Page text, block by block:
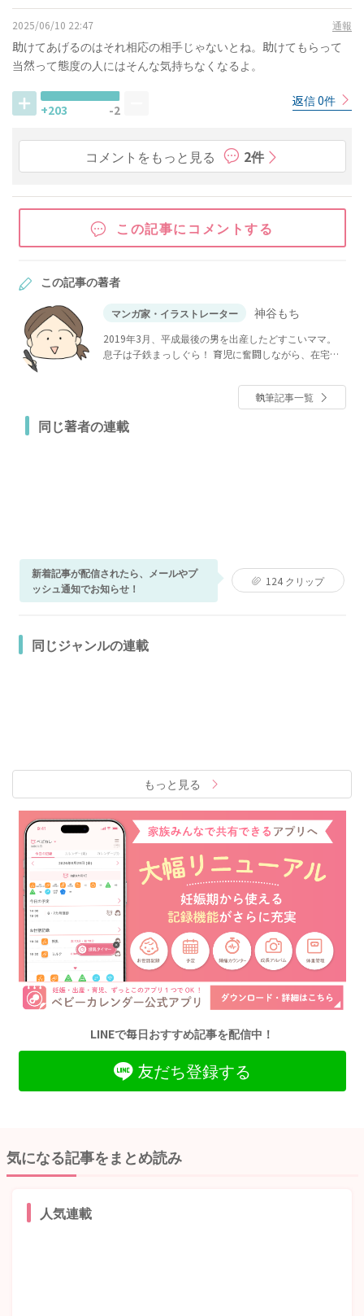
2025/06/10 22:47 通報
助けてあげるのはそれ相応の相手じゃないとね。助けてもらって
当然って態度の人にはそんな気持ちなくなるよ。
+203 -2
返信 0件
コメントをもっと見る 2件
この記事にコメントする
この記事の著者
マンガ家・イラストレーター 神谷もち
2019年3月、平成最後の男を出産したどすこいママ。
息子は子鉄まっしぐら！ 育児に奮闘しながら、在宅で
執筆記事一覧
同じ著者の連載
新着記事が配信されたら、メールやプ
ッシュ通知でお知らせ！
124 クリップ
同じジャンルの連載
もっと見る
LINEで毎日おすすめ記事を配信中！
友だち登録する
気になる記事をまとめ読み
人気連載